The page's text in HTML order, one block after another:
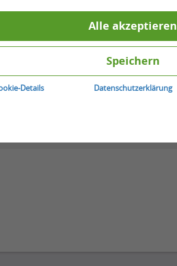
Alle akzeptieren
Speichern
Details Datenschutzerklärung